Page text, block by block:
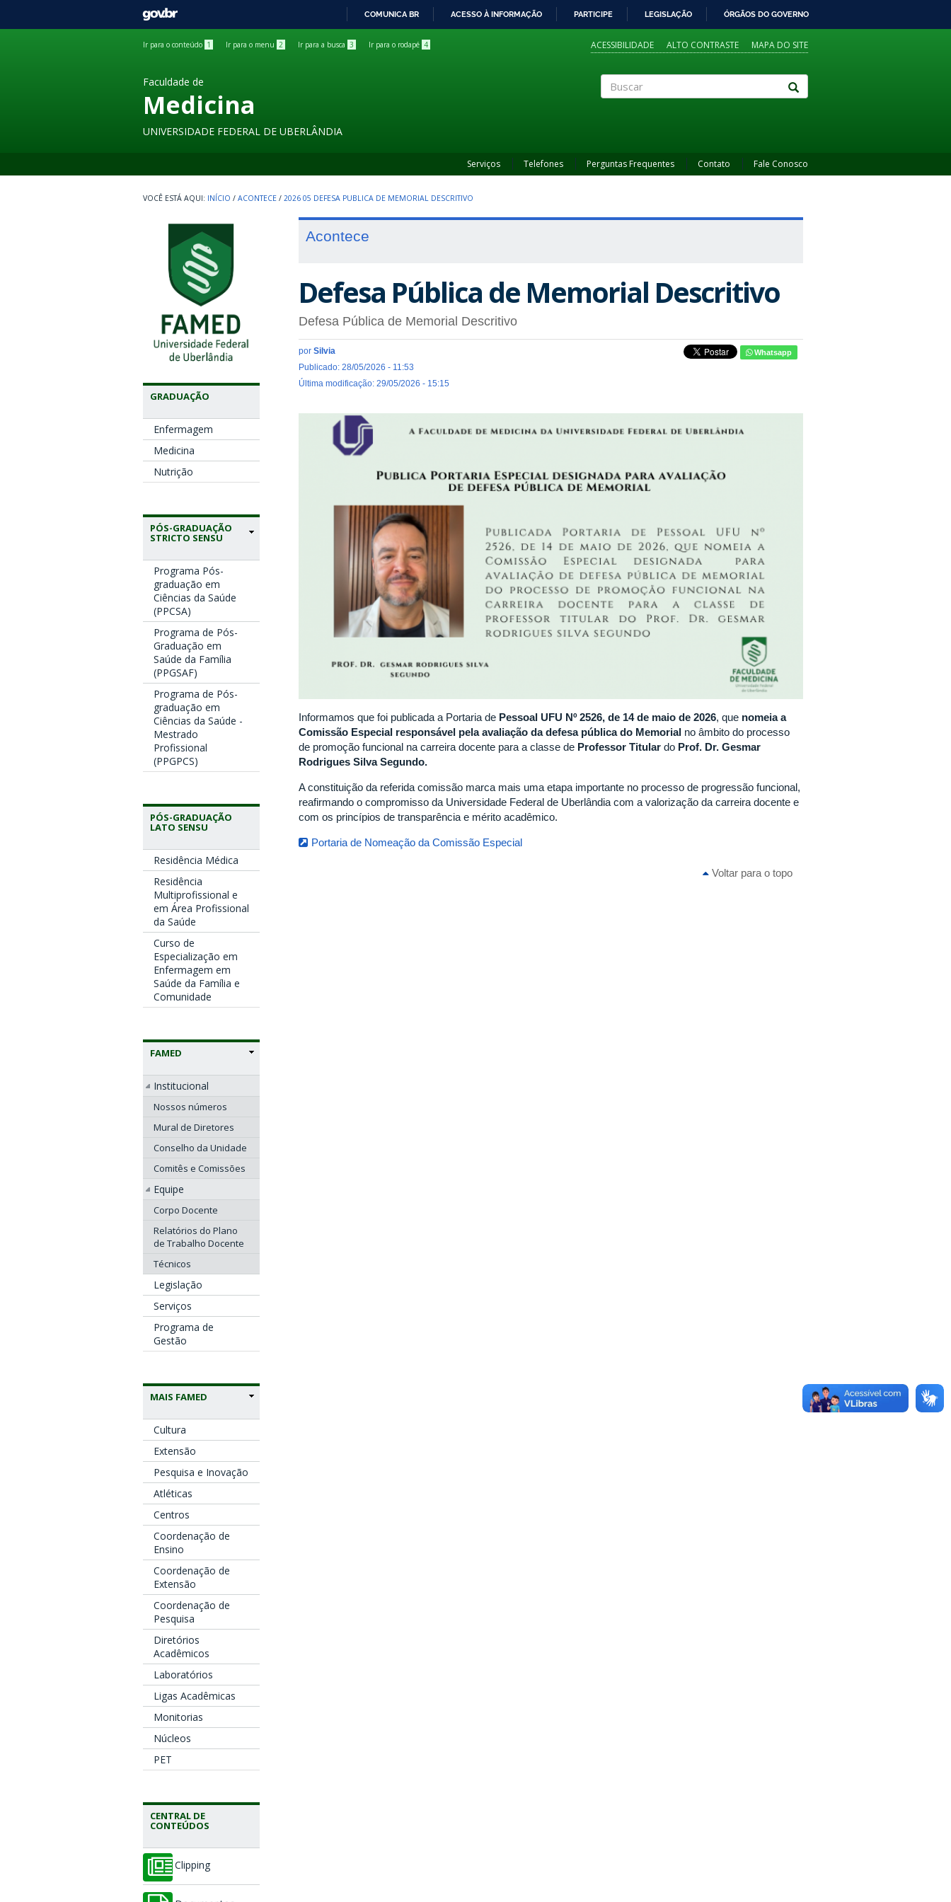
GOVBR
COMUNICA BR ACESSO À INFORMAÇÃO PARTICIPE LEGISLAÇÃO ÓRGÃOS DO GOVERNO
Ir para o conteúdo 1 Ir para o menu 2 Ir para a busca 3 Ir para o rodapé 4 ACESSIBILIDADE ALTO CONTRASTE MAPA DO SITE
Faculdade de
Medicina
UNIVERSIDADE FEDERAL DE UBERLÂNDIA
Serviços Telefones Perguntas Frequentes Contato Fale Conosco
INÍCIO / ACONTECE / 2026 05 DEFESA PUBLICA DE MEMORIAL DESCRITIVO
GRADUAÇÃO
Enfermagem
Medicina
Nutrição
PÓS-GRADUAÇÃO
STRICTO SENSU
Programa Pós-
graduação em
Ciências da Saúde
(PPCSA)
Programa de Pós-
Graduação em
Saúde da Família
(PPGSAF)
Programa de Pós-
graduação em
Ciências da Saúde -
Mestrado
Profissional
(PPGPCS)
PÓS-GRADUAÇÃO
LATO SENSU
Residência Médica
Residência
Multiprofissional e
em Área Profissional
da Saúde
Curso de
Especialização em
Enfermagem em
Saúde da Família e
Comunidade
FAMED
Institucional
Nossos números
Mural de Diretores
Conselho da Unidade
Comitês e Comissões
Equipe
Corpo Docente
Relatórios do Plano
de Trabalho Docente
Técnicos
Legislação
Serviços
Programa de
Gestão
MAIS FAMED
Cultura
Extensão
Pesquisa e Inovação
Atléticas
Centros
Coordenação de
Ensino
Coordenação de
Extensão
Coordenação de
Pesquisa
Diretórios
Acadêmicos
Laboratórios
Ligas Acadêmicas
Monitorias
Núcleos
PET
CENTRAL DE
CONTEÚDOS
Clipping
Acontece
Defesa Pública de Memorial Descritivo
Defesa Pública de Memorial Descritivo
por Silvia
Publicado: 28/05/2026 - 11:53
Última modificação: 29/05/2026 - 15:15
Whatsapp
Informamos que foi publicada a Portaria de Pessoal UFU Nº 2526, de 14 de maio de 2026, que nomeia a
Comissão Especial responsável pela avaliação da defesa pública do Memorial no âmbito do processo
de promoção funcional na carreira docente para a classe de Professor Titular do Prof. Dr. Gesmar
Rodrigues Silva Segundo.
A constituição da referida comissão marca mais uma etapa importante no processo de progressão funcional,
reafirmando o compromisso da Universidade Federal de Uberlândia com a valorização da carreira docente e
com os princípios de transparência e mérito acadêmico.
Portaria de Nomeação da Comissão Especial
Voltar para o topo